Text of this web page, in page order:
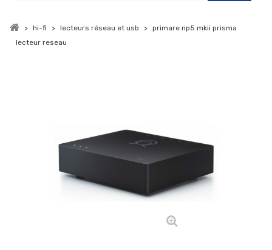
> hi-fi > lecteurs réseau et usb > primare np5 mkii prisma
lecteur reseau